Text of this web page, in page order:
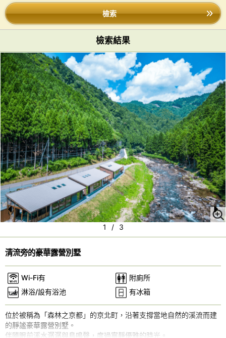
檢索
檢索結果
Pr
e
vi
o
u
s
N
e
1 / 3
清流旁的豪華露營別墅
Wi-Fi有
附廁所
淋浴/設有浴池
有冰箱
位於被稱為「森林之京都」的京北町，沿著支撐當地自然的溪流而建
的靜謐豪華露營別墅。
伴隨眼前溪水潺潺與鳥鳴聲，度過寧靜優雅的時光。